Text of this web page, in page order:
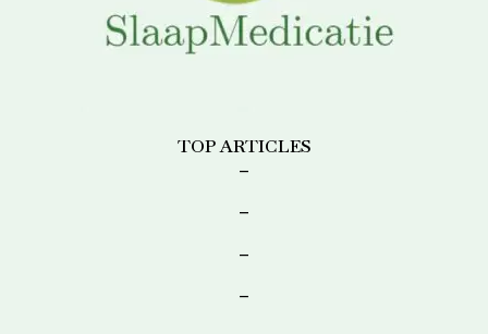
TOP ARTICLES
–
–
–
–